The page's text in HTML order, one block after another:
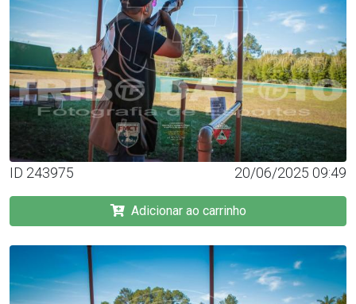
ID 243975 20/06/2025 09:49
Adicionar ao carrinho